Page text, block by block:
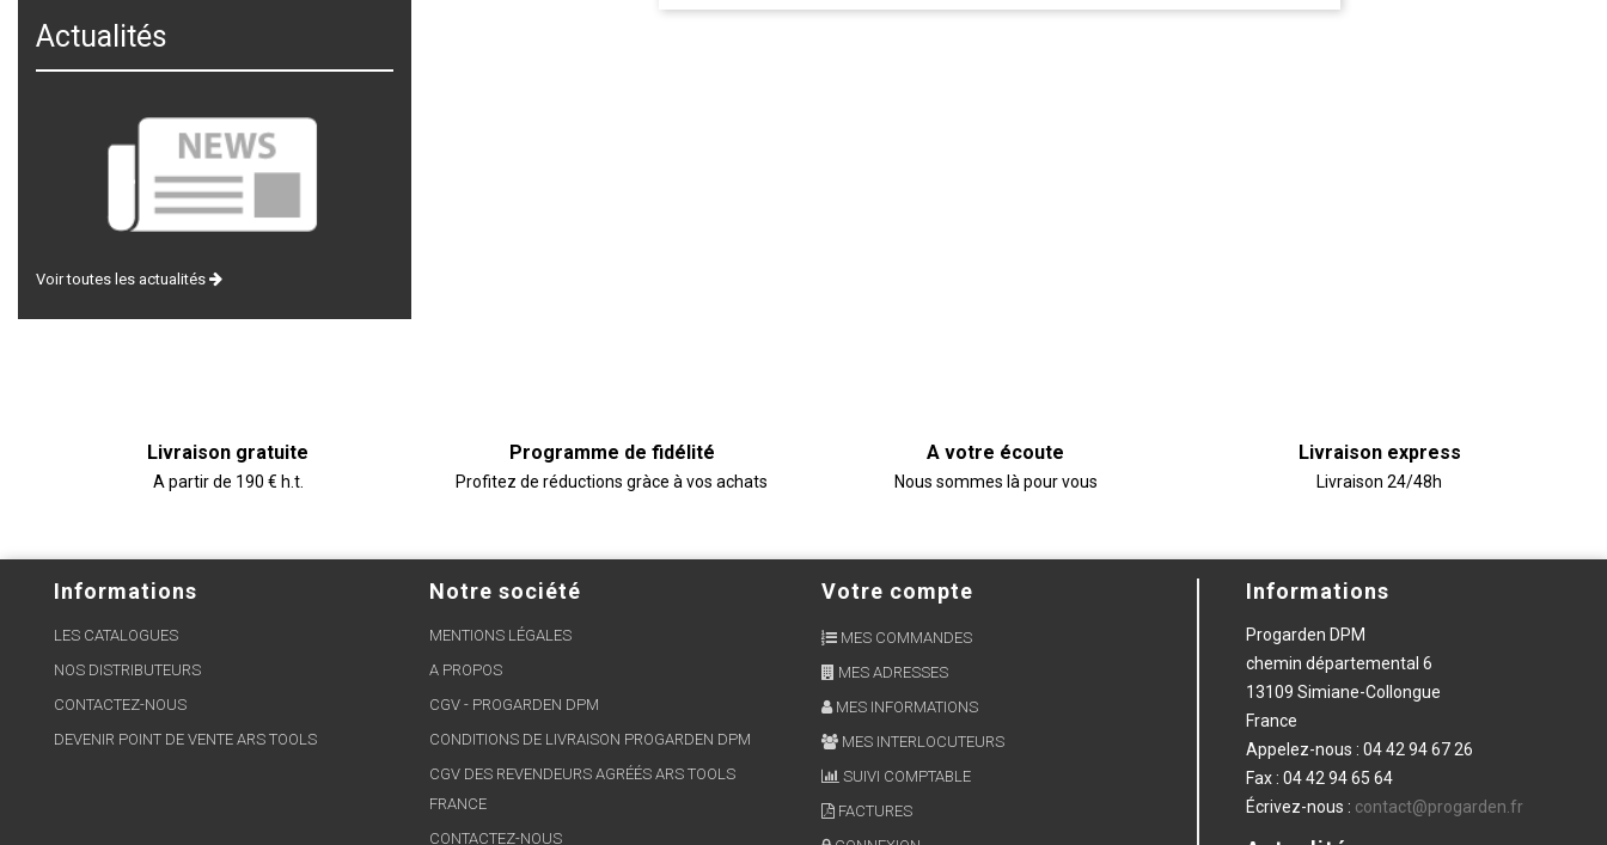
Actualités
Voir toutes les actualités
Livraison gratuite
A partir de 190 € h.t.
Programme de fidélité
Profitez de réductions gràce à vos achats
A votre écoute
Nous sommes là pour vous
Livraison express
Livraison 24/48h
Informations
LES CATALOGUES
NOS DISTRIBUTEURS
CONTACTEZ-NOUS
DEVENIR POINT DE VENTE ARS TOOLS
Notre société
MENTIONS LÉGALES
A PROPOS
CGV - PROGARDEN DPM
CONDITIONS DE LIVRAISON PROGARDEN DPM
CGV DES REVENDEURS AGRÉÉS ARS TOOLS
FRANCE
CONTACTEZ-NOUS
Votre compte
MES COMMANDES
MES ADRESSES
MES INFORMATIONS
MES INTERLOCUTEURS
SUIVI COMPTABLE
FACTURES
Informations
Progarden DPM
chemin départemental 6
13109 Simiane-Collongue
France
Appelez-nous : 04 42 94 67 26
Fax : 04 42 94 65 64
Écrivez-nous : contact@progarden.fr